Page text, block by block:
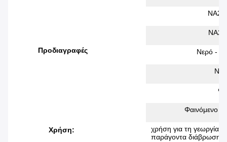
Προδιαγραφές Νερό -
Φε
Φαινόμενο
Χρήση:
χρήση για τη γεωργία,
παράγοντα διάβρωσης